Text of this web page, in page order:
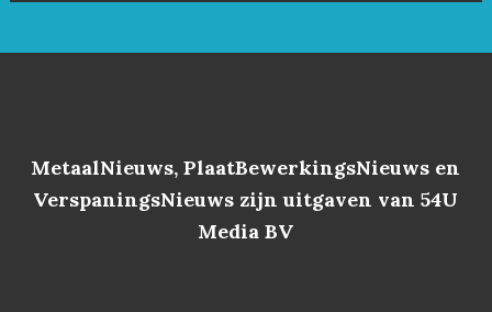
MetaalNieuws, PlaatBewerkingsNieuws en
VerspaningsNieuws zijn uitgaven van 54U
Media BV